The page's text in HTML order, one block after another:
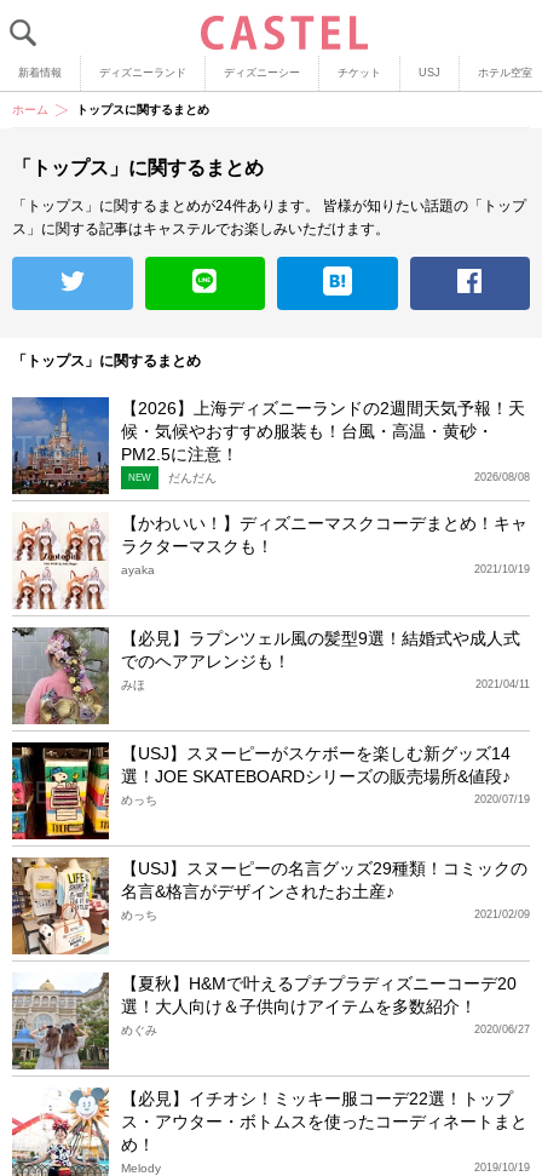
新着情報 ディズニーランド ディズニーシー チケット USJ ホテル空室
ホーム トップスに関するまとめ
「トップス」に関するまとめ
「トップス」に関するまとめが24件あります。
皆様が知りたい話題の「トップ
ス」に関する記事はキャステルでお楽しみいただけます。
「トップス」に関するまとめ
【2026】上海ディズニーランドの2週間天気予報！天
候・気候やおすすめ服装も！台風・高温・黄砂・
PM2.5に注意！
2026/08/08
NEW だんだん
【かわいい！】ディズニーマスクコーデまとめ！キャ
ラクターマスクも！
2021/10/19
ayaka
【必見】ラプンツェル風の髪型9選！結婚式や成人式
でのヘアアレンジも！
2021/04/11
みほ
【USJ】スヌーピーがスケボーを楽しむ新グッズ14
選！JOE SKATEBOARDシリーズの販売場所&値段♪
2020/07/19
めっち
【USJ】スヌーピーの名言グッズ29種類！コミックの
名言&格言がデザインされたお土産♪
2021/02/09
めっち
【夏秋】H&Mで叶えるプチプラディズニーコーデ20
選！大人向け＆子供向けアイテムを多数紹介！
2020/06/27
めぐみ
【必見】イチオシ！ミッキー服コーデ22選！トップ
ス・アウター・ボトムスを使ったコーディネートまと
め！
2019/10/19
Melody